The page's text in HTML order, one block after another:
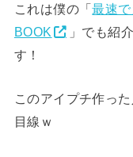
これは僕の「最速
BOOK
」でも紹
す！
このアイプチ作っ
目線ｗ